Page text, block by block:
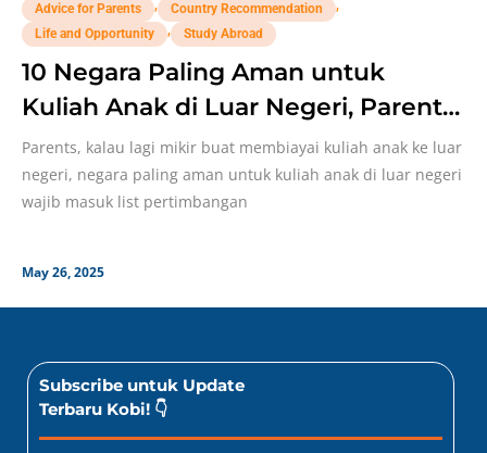
Advice for Parents , Country Recommendation
,
Life and Opportunity
, Study Abroad
10 Negara Paling Aman untuk
Kuliah Anak di Luar Negeri, Parents
Harus Tahu!
Parents, kalau lagi mikir buat membiayai kuliah anak ke luar
negeri, negara paling aman untuk kuliah anak di luar negeri
wajib masuk list pertimbangan
May 26, 2025
Subscribe untuk Update
Terbaru Kobi! 👇